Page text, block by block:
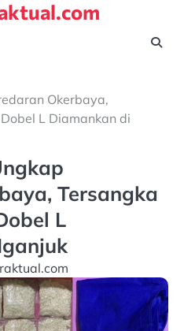
Okerbaya,
L Diamankan di
Tersangka
L